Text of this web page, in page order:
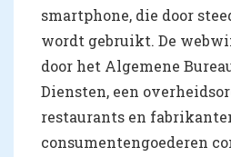
smartphone, die door
wordt gebruikt. De
door het Algemene
Diensten, een
restaurants en
consumentengoederen